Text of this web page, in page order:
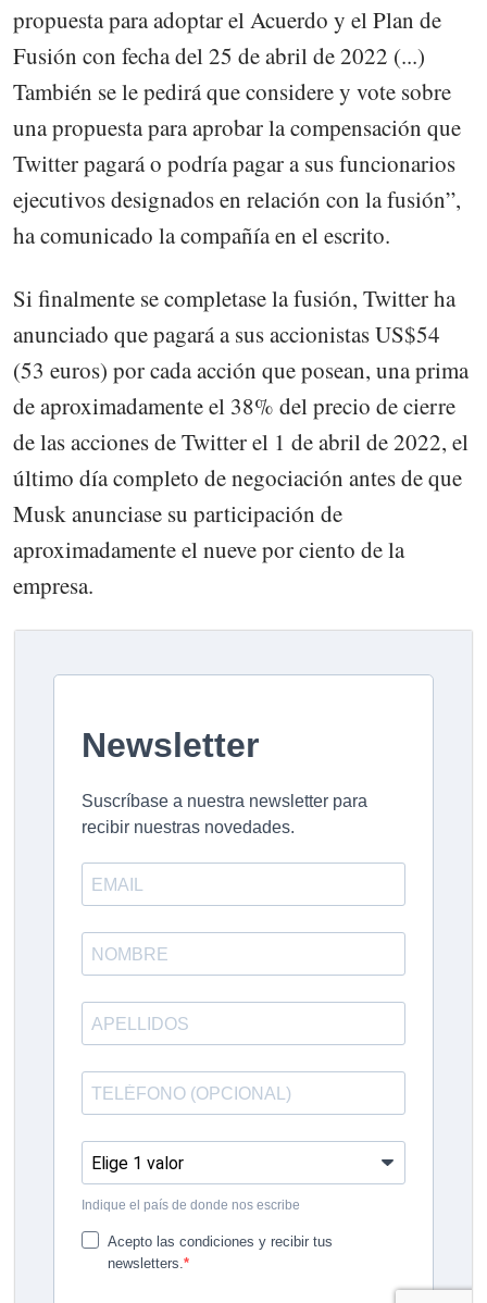
propuesta para adoptar el Acuerdo y el Plan de
Fusión con fecha del 25 de abril de 2022 (...)
También se le pedirá que considere y vote sobre
una propuesta para aprobar la compensación que
Twitter pagará o podría pagar a sus funcionarios
ejecutivos designados en relación con la fusión”,
ha comunicado la compañía en el escrito.
Si finalmente se completase la fusión, Twitter ha
anunciado que pagará a sus accionistas US$54
(53 euros) por cada acción que posean, una prima
de aproximadamente el 38% del precio de cierre
de las acciones de Twitter el 1 de abril de 2022, el
último día completo de negociación antes de que
Musk anunciase su participación de
aproximadamente el nueve por ciento de la
empresa.